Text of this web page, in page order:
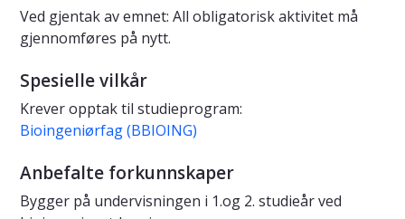
Ved gjentak av emnet: All obligatorisk aktivitet må
gjennomføres på nytt.
Spesielle vilkår
Krever opptak til studieprogram:
Bioingeniørfag (BBIOING)
Anbefalte forkunnskaper
Bygger på undervisningen i 1.og 2. studieår ved